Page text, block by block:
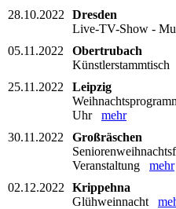
28.10.2022
Dresden
Live-TV-Show -
05.11.2022
Obertrubach
Künstlerstammtisch
25.11.2022
Leipzig
Uhr mehr
30.11.2022
Großräschen
Veranstaltung mehr
02.12.2022
Krippehna
Glühweinnacht